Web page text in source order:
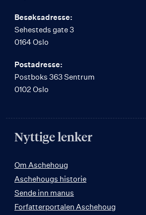
Besøksadresse:
Sehesteds gate 3
0164 Oslo
Postadresse:
Postboks 363 Sentrum
0102 Oslo
Nyttige lenker
Om Aschehoug
Aschehougs historie
Sende inn manus
Forfatterportalen Aschehoug